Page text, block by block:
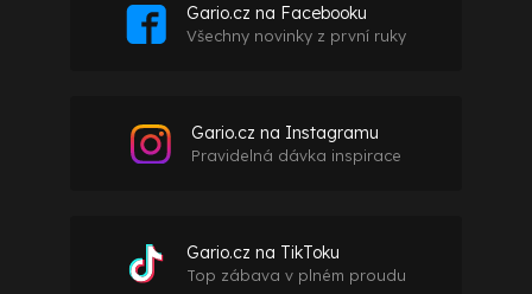
Gario.cz na Facebooku
Všechny novinky z první ruky
Gario.cz na Instagramu
Pravidelná dávka inspirace
Gario.cz na TikToku
Top zábava v plném proudu